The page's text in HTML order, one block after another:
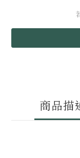
商品描